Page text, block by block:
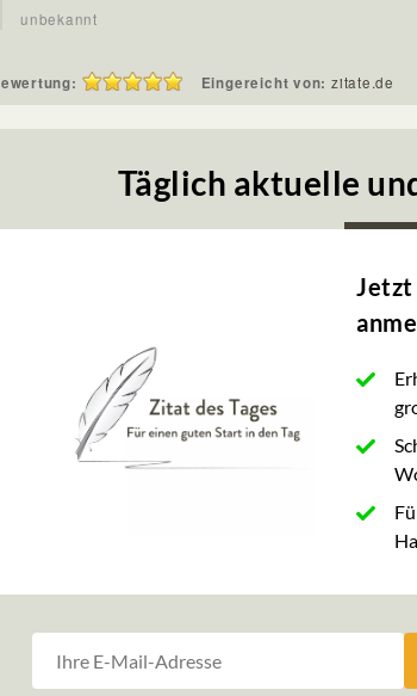
unbekannt
Eingereicht von: zitate.de